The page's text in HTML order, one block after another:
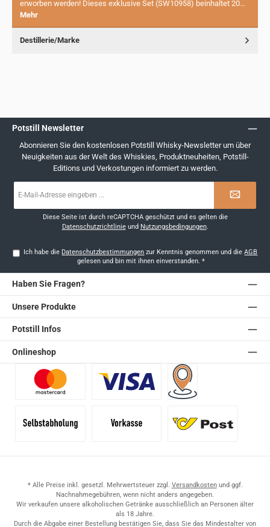
erworben werden! Dieses exklusive Set (SW10958) beinhaltet 20…
Mehr
Destillerie/Marke
Potstill Newsletter
Abonnieren Sie den kostenlosen Potstill Whisky-Newsletter um über
Neuigkeiten aus der Welt des Whiskies, Produktneuheiten, Potstill-
Editions und Verkostungen informiert zu werden.
Mail-
Diese Seite ist durch reCAPTCHA geschützt und es gelten die
Datenschutzrichtlinieund Nutzungsbedingungen.
Ich habe die Datenschutzbestimmungen zur Kenntnis genommen und dieAGB
gelesen und bin mit ihnen einverstanden. *
Haben Sie Fragen?
Unsere Produkte
Potstill Infos
Onlineshop
* Alle Preise inkl. gesetzl. Mehrwertsteuer zzgl. Versandkostenund ggf.
Nachnahmegebühren, wenn nicht anders angegeben.
Wir verkaufen unsere alkoholischen Getränke ausschließlich an Personen älter
als 18 Jahre.
Durch die Abgabe einer Bestellung bestätigen Sie, dass Sie das Mindestalter von